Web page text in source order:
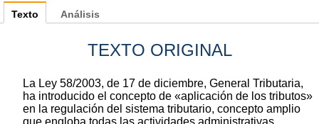
Texto
TEXTO ORIGINAL
La Ley 58/2003, de 17 de diciembre, General Tributaria,
ha introducido el concepto de «aplicación de los tributos»
en la regulación del sistema tributario, concepto amplio
que engloba todas las actividades administrativas
Análisis